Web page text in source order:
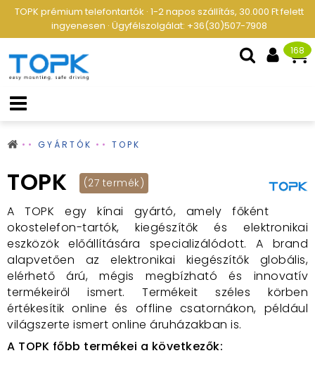
TOPK prémium telefontartók · 1-2 napos szállítás, 30.000 Ft felett
ingyenesen · Ügyfélszolgálat: +36(30)507-7908
168
GYÁRTÓK TOPK
TOPK (27 termék)
A TOPK egy kínai gyártó, amely főként
okostelefon-tartók, kiegészítők és elektronikai
eszközök előállítására specializálódott. A brand
alapvetően az elektronikai kiegészítők globális,
elérhető árú, mégis megbízható és innovatív
termékeiről ismert. Termékeit széles körben
értékesítik online és offline csatornákon, például
világszerte ismert online áruházakban is.
A TOPK főbb termékei a következők: